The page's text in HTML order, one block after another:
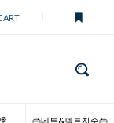
👜네트&펠트자수👜